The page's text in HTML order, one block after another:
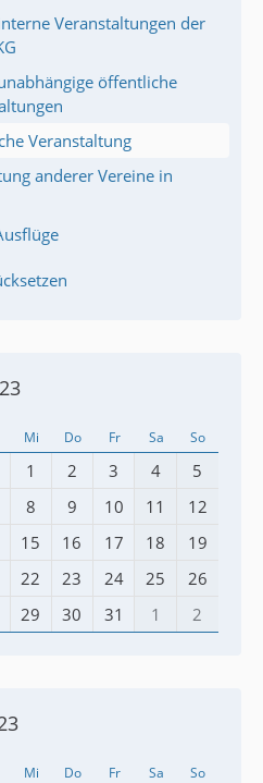
Veranstaltungen der
öffentliche
Veranstaltung
anderer Vereine in
Mi Do Fr Sa So
1 2 3 4
5
8 9 10 11
12
15 16 17 18
19
22 23 24 25
26
29 30 31 1 2
Mi Do Fr Sa So